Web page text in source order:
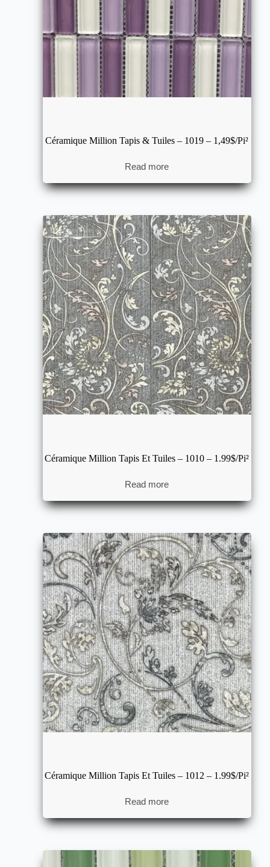
Céramique Million Tapis & Tuiles – 1019 – 1,49$/pi²
Read more
Céramique Million Tapis Et Tuiles – 1010 – 1.99$/pi²
Read more
Céramique Million Tapis Et Tuiles – 1012 – 1.99$/pi²
Read more